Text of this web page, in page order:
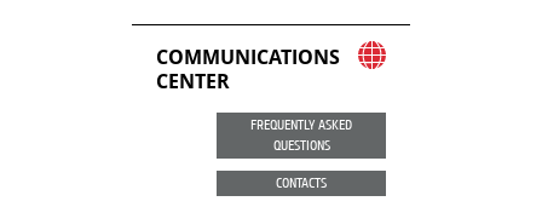
COMMUNICATIONS
CENTER
FREQUENTLY ASKED
QUESTIONS
CONTACTS